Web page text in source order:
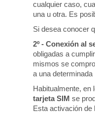
cualquier caso,
una u otra. Es
Si desea conocer
2º - Conexión al
obligadas a
mismos se
a una
Habitualmente,
tarjeta SIM se
Esta activación de